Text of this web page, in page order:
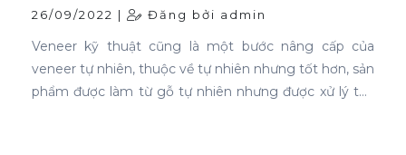
26/09/2022 | Đăng bởi admin
Veneer kỹ thuật cũng là một bước nâng cấp của
veneer tự nhiên, thuộc về tự nhiên nhưng tốt hơn, sản
phẩm được làm từ gỗ tự nhiên nhưng được xử lý tạo